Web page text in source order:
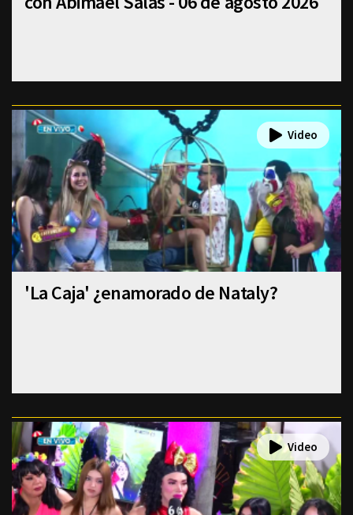
'La Caja' ¿enamorado de Nataly?